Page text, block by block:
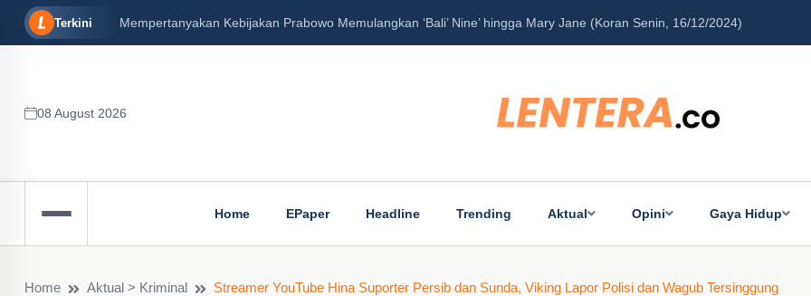
Terkini Mempertanyakan Kebijakan Prabowo Memulangkan ‘Bali’ Nine’ hingga Mary Jane (Koran Senin, 16/12/2024)
08 August 2026
Home EPaper Headline Trending Aktual Opini Gaya Hidup
Home Aktual > Kriminal Streamer YouTube Hina Suporter Persib dan Sunda, Viking Lapor Polisi dan Wagub Tersinggung